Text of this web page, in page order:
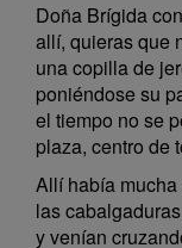
Doña Brígida
allí, quieras que
una copilla de
poniéndose su
el tiempo no se
plaza, centro de
Allí había mucha
las
y venían